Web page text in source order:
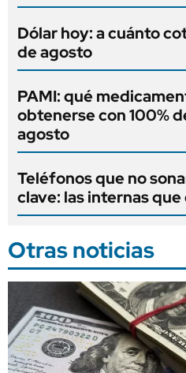
Dólar hoy: a cuánto
de agosto
PAMI: qué
obtenerse con 100%
agosto
Teléfonos que no
clave: las internas
Otras noticias